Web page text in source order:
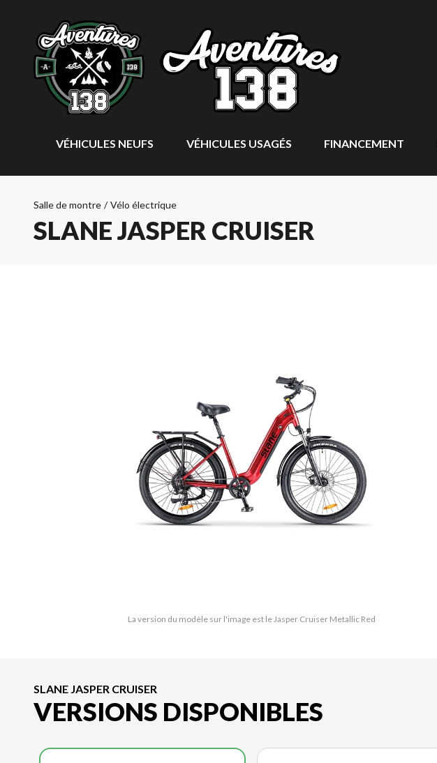
VÉHICULES NEUFS VÉHICULES USAGÉS FINANCEMENT
Salle de montre / Vélo électrique
SLANE JASPER CRUISER
La version du modèle sur l'image est le Jasper Cruiser Metallic Red
SLANE JASPER CRUISER
VERSIONS DISPONIBLES